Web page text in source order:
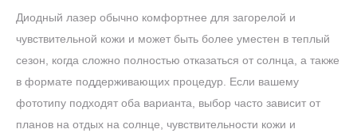
Диодный лазер обычно комфортнее для загорелой и
чувствительной кожи и может быть более уместен в теплый
сезон, когда сложно полностью отказаться от солнца, а также
в формате поддерживающих процедур. Если вашему
фототипу подходят оба варианта, выбор часто зависит от
планов на отдых на солнце, чувствительности кожи и